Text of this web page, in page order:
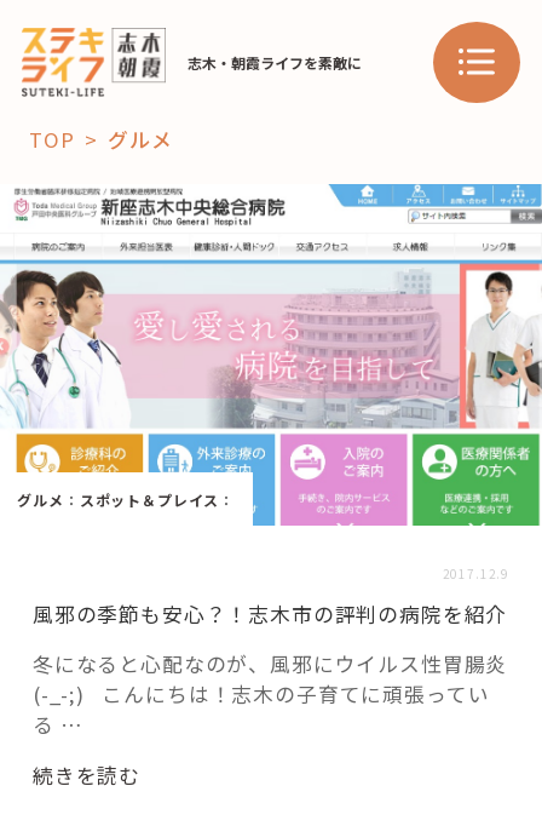
志木・朝霞ライフを素敵に
「コト」
子育て
暮らし
おすすめ
スポット 学び・教育
「場」
HAREL
「モノ」
TOP グルメ
グルメ ： スポット＆プレイス ：
2017.12.9
風邪の季節も安心？！志木市の評判の病院を紹介
冬になると心配なのが、風邪にウイルス性胃腸炎
(-_-;) こんにちは！志木の子育てに頑張ってい
る …
“風
続きを読む